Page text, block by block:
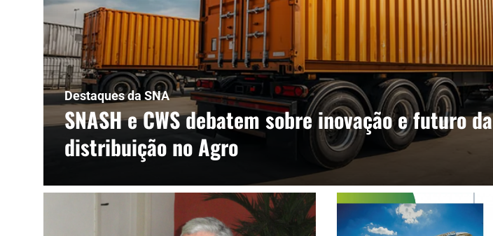
Destaques da SNA
SNASH e CWS debatem sobre inovação e futuro da
distribuição no Agro